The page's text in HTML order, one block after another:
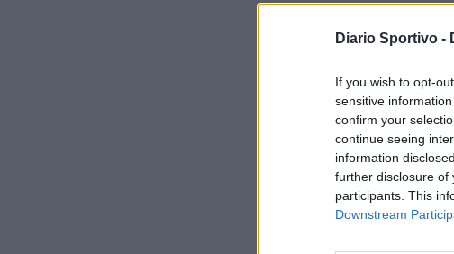
Diario Sportivo -
If you wish to opt-
sensitive
confirm your
continue seeing
information
further disclosure of
participants. This
Downstream